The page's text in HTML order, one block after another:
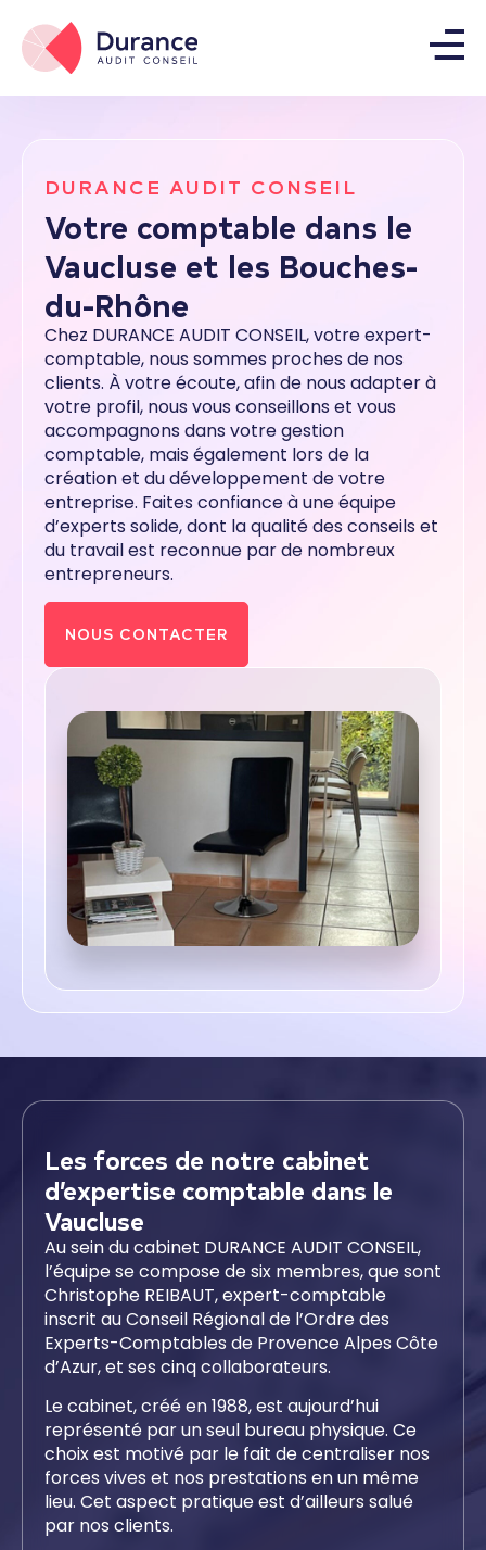
DURANCE AUDIT CONSEIL
Votre comptable dans le
Vaucluse et les Bouches-
du-Rhône
Chez DURANCE AUDIT CONSEIL, votre expert-
comptable, nous sommes proches de nos
clients. À votre écoute, afin de nous adapter à
votre profil, nous vous conseillons et vous
accompagnons dans votre gestion
comptable, mais également lors de la
création et du développement de votre
entreprise. Faites confiance à une équipe
d’experts solide, dont la qualité des conseils et
du travail est reconnue par de nombreux
entrepreneurs.
NOUS CONTACTER
Les forces de notre cabinet
d’expertise comptable dans le
Vaucluse
Au sein du cabinet DURANCE AUDIT CONSEIL,
l’équipe se compose de six membres, que sont
Christophe REIBAUT, expert-comptable
inscrit au Conseil Régional de l’Ordre des
Experts-Comptables de Provence Alpes Côte
d’Azur, et ses cinq collaborateurs.
Le cabinet, créé en 1988, est aujourd’hui
représenté par un seul bureau physique. Ce
choix est motivé par le fait de centraliser nos
forces vives et nos prestations en un même
lieu. Cet aspect pratique est d’ailleurs salué
par nos clients.